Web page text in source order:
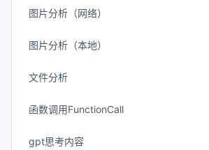
图片分析（网络）
图片分析（本地）
文件分析
函数调用FunctionCall
gpt思考内容